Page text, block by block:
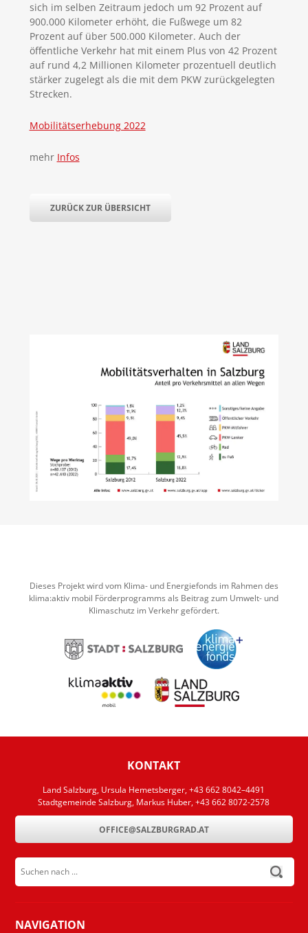
sich im selben Zeitraum jedoch um 92 Prozent auf
900.000 Kilometer erhöht, die Fußwege um 82
Prozent auf über 500.000 Kilometer. Auch der
öffentliche Verkehr hat mit einem Plus von 42 Prozent
auf rund 4,2 Millionen Kilometer prozentuell deutlich
stärker zugelegt als die mit dem PKW zurückgelegten
Strecken.
Mobilitätserhebung 2022
mehr Infos
ZURÜCK ZUR ÜBERSICHT
Dieses Projekt wird vom Klima- und Energiefonds im Rahmen des
klima:aktiv mobil Förderprogramms als Beitrag zum Umwelt- und
Klimaschutz im Verkehr gefördert.
KONTAKT
Land Salzburg, Ursula Hemetsberger, +43 662 8042–4491
Stadtgemeinde Salzburg, Markus Huber, +43 662 8072-2578
OFFICE@SALZBURGRAD.AT
Suchen nach ...
submit
NAVIGATION